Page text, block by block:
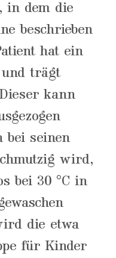
in dem die
beschrieben
hat ein
trägt
kann
bei seinen
wird,
bei 30 °C in
die etwa
für Kinder